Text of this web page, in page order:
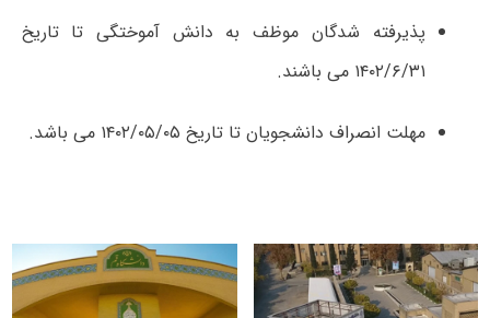
پذیرفته شدگان موظف به دانش آموختگی تا تاریخ
۱۴۰۲/۶/۳۱ می باشند.
مهلت انصراف دانشجویان تا تاریخ ۱۴۰۲/۰۵/۰۵ می باشد.